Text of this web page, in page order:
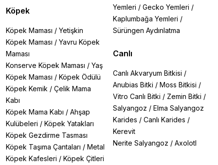
Köpek
Köpek Maması / Yetişkin
Köpek Maması / Yavru Köpek
Maması
Konserve Köpek Maması / Yaş
Köpek Maması / Köpek Ödülü
Köpek Kemik / Çelik Mama
Kabı
Köpek Mama Kabı / Ahşap
Kulübeleri / Köpek Yatakları
Köpek Gezdirme Tasması
Köpek Taşıma Çantaları / Metal
Köpek Kafesleri / Köpek Çitleri
Yemleri / Gecko Yemleri /
Kaplumbağa Yemleri /
Sürüngen Aydınlatma
Canlı
Canlı Akvaryum Bitkisi /
Anubias Bitki / Moss Bitkisi /
Vitro Canlı Bitki / Zemin Bitki /
Salyangoz / Elma Salyangoz
Karides / Canlı Karides /
Kerevit
Nerite Salyangoz / Axolotl